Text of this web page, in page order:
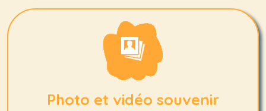
Photo et vidéo souvenir